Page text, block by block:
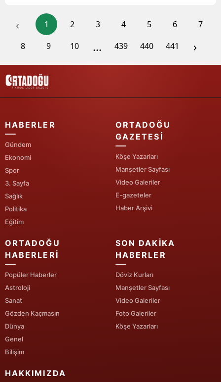
‹ 1 2 3 4 5 6
7
8
9 10 ... 439 440 441 ›
HABERLER
Gündem
Ekonomi
Spor
3. Sayfa
Sağlık
Politika
Eğitim
ORTADOĞU
GAZETESI
Köşe Yazarları
Manşetler Sayfası
Video Galeriler
E-gazeteler
Haber Arşivi
ORTADOĞU
HABERLERI
Popüler Haberler
Astroloji
Sanat
Gözden Kaçmasın
Dünya
Genel
Bilişim
SON DAKIKA
HABERLER
Döviz Kurları
Manşetler Sayfası
Video Galeriler
Foto Galeriler
Köşe Yazarları
HAKKIMIZDA